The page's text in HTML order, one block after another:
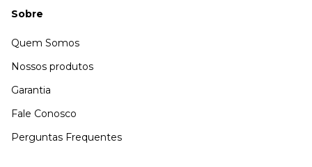
Sobre
Quem Somos
Nossos produtos
Garantia
Fale Conosco
Perguntas Frequentes